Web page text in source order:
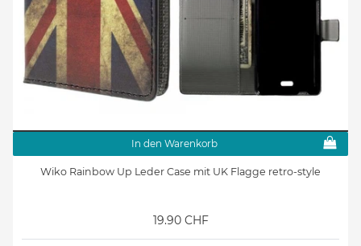
In den Warenkorb
Wiko Rainbow Up Leder Case mit UK Flagge retro-style
19.90 CHF